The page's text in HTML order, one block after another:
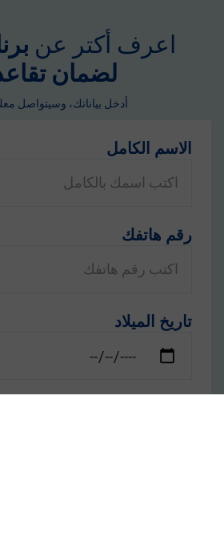
اعرف أكتر عن
لضمان
أدخل بياناتك، وسيتواصل
الاسم الكامل
رقم هاتفك
تاريخ الميلاد